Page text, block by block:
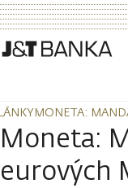
MONETA:
MONETA:
Moneta:
eurových